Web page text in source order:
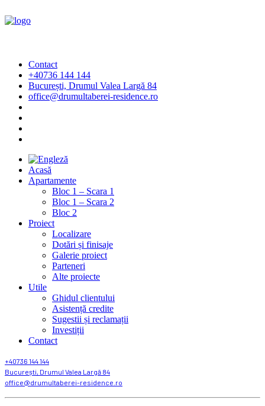
Contact
+40736 144 144
București, Drumul Valea Largă 84
office@drumultaberei-residence.ro
Acasă
Apartamente
Bloc 1 – Scara 1
Bloc 1 – Scara 2
Bloc 2
Proiect
Localizare
Dotări și finisaje
Galerie proiect
Parteneri
Alte proiecte
Utile
Ghidul clientului
Asistență credite
Sugestii și reclamații
Investiții
Contact
+40736 144 144
București, Drumul Valea Largă 84
office@drumultaberei-residence.ro